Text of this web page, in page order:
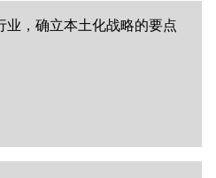
业，确立本土化战略的要点